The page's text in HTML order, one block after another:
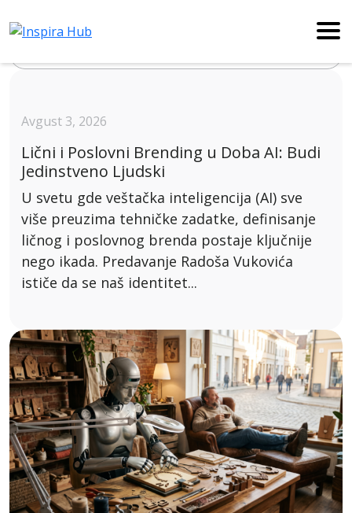
Blog
Avgust 3, 2026
Lični i Poslovni Brending u Doba AI: Budi
Jedinstveno Ljudski
U svetu gde veštačka inteligencija (AI) sve
više preuzima tehničke zadatke, definisanje
ličnog i poslovnog brenda postaje ključnije
nego ikada. Predavanje Radoša Vukovića
ističe da se naš identitet...